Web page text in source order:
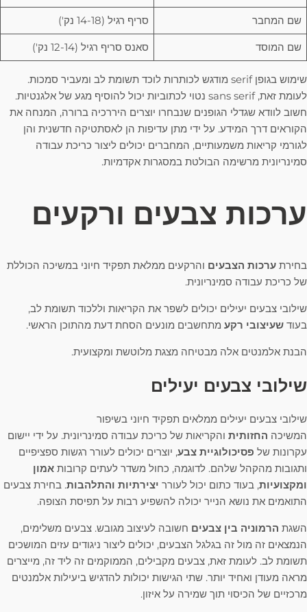
שם המחבר סריף רגיל (14-18 נק')
שם המוסד סאנס סריף רגיל (12-14 נק')
שימוש בגופן serif מודגש לכותרות לוכד תשומת לב ומעביר סמכות.
לעומת זאת, sans serif נטוי לכתוביות יכול להוסיף מגע של אלגנטיות.
חשוב לוודא שגדלי הגופנים שנבחרו יוצרים היררכיה ברורה, המנחה את
הקוראים דרך המידע. על ידי מתן עדיפות הן לאסתטיקה חדשנית והן
לגורמי קריאות משמעותיים, המחברים יכולים ליצור כריכת עבודה
סמינריונית מרשימה הבולטת במסגרות אקדמיות.
ערכות צבעים ורקעים
בחירת ערכות הצבעים והרקעים ממלאת תפקיד חיוני במשיכה הכוללת
של כריכת עבודה סמינריונית.
שילובי צבעים יעילים יכולים לשפר את הקריאות וללכוד תשומת לב,
בעוד שעיצובי רקע מתחשבים מונעים הסחת דעת מהתוכן הראשי.
הבנת אלמנטים אלה מבטיחה מצגת מלוטשת ומקצועית.
שילובי צבעים יעילים
שילובי צבעים יעילים ממלאים תפקיד חיוני בשיפור
המשיכה החזותית והקריאות של כריכת עבודה סמינריונית. על ידי יישום
עקרונות של פסיכולוגיית צבע, יוצרים יכולים לעורר רגשות ספציפיים
ותגובות מהקהל שלהם. לדוגמה, כחול משדר לעתים קרובות אמון
ומקצועיות, בעוד כתום יכול לעורר יצירתיות והתלהבות. בחירת צבעים
התואמים את נושא הנייר יכולה להשפיע רבות על תפיסת הצופה.
השגת הרמוניה בין צבעים חשובה לעיצוב מגובש. צבעים משלימים,
הנמצאים זה מול זה בגלגל הצבעים, יכולים ליצור ניגודים עזים המושכים
תשומת לב. לעומת זאת, צבעים מקבילים, הממוקמים זה ליד זה, מייצרים
מראה מעודן ואחיד יותר. שתי הגישות יכולות להדגיש ביעילות אלמנטים
מרכזיים של הכיסוי תוך שמירה על איזון.